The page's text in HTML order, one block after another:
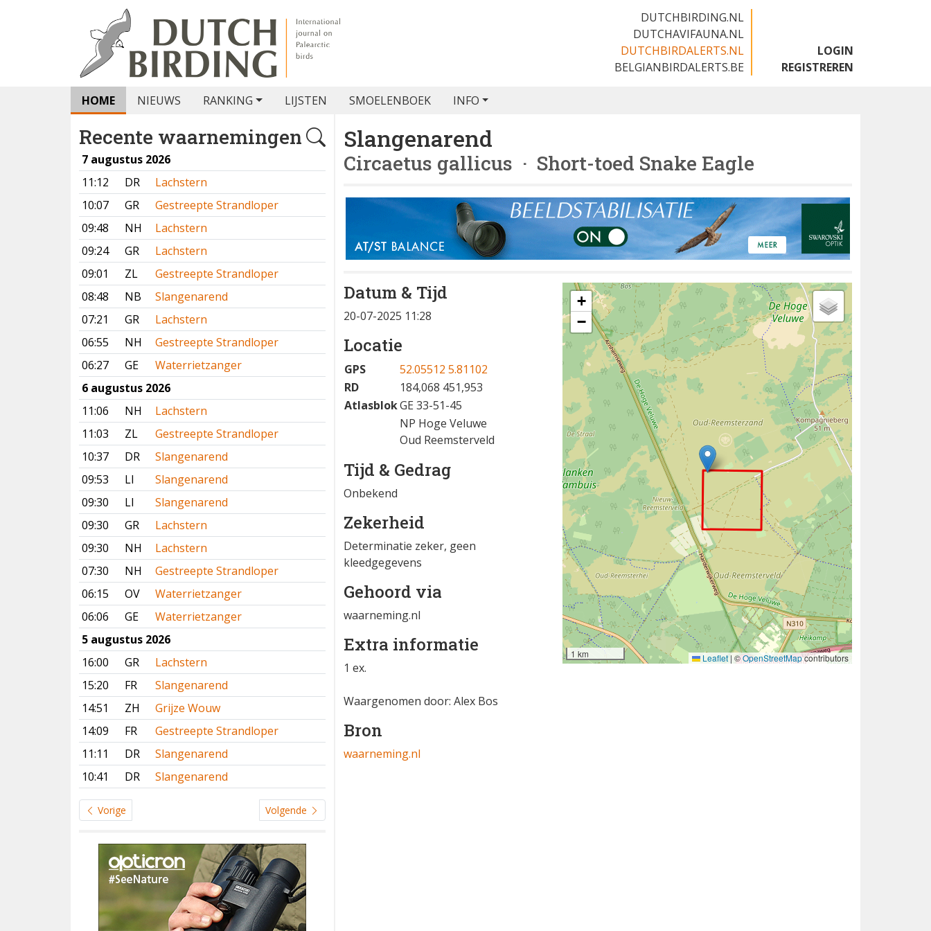
DUTCHBIRDING.NL
DUTCHAVIFAUNA.NL
DUTCHBIRDALERTS.NL
BELGIANBIRDALERTS.BE
LOGIN
REGISTREREN
HOME NIEUWS RANKING LIJSTEN SMOELENBOEK INFO
Recente waarnemingen
7 augustus 2026
11:12
DR
Lachstern
10:07
GR
Gestreepte Strandloper
09:48
NH
Lachstern
09:24
GR
Lachstern
09:01
ZL
Gestreepte Strandloper
08:48
NB
Slangenarend
07:21
GR
Lachstern
06:55
NH
Gestreepte Strandloper
06:27
GE
Waterrietzanger
6 augustus 2026
11:06
NH
Lachstern
11:03
ZL
Gestreepte Strandloper
10:37
DR
Slangenarend
09:53
LI
Slangenarend
09:30
LI
Slangenarend
09:30
GR
Lachstern
09:30
NH
Lachstern
07:30
NH
Gestreepte Strandloper
06:15
OV
Waterrietzanger
06:06
GE
Waterrietzanger
5 augustus 2026
16:00
GR
Lachstern
15:20
FR
Slangenarend
14:51
ZH
Grijze Wouw
14:09
FR
Gestreepte Strandloper
11:11
DR
Slangenarend
10:41
DR Slangenarend
Vorige Volgende
Slangenarend
Circaetus gallicus · Short-toed Snake Eagle
Datum & Tijd
20-07-2025 11:28
Locatie
GPS
52.05512 5.81102
RD
184,068 451,953
AtlasblokGE 33-51-45
NP Hoge Veluwe
Oud Reemsterveld
Tijd & Gedrag
Onbekend
Zekerheid
Determinatie zeker, geen
kleedgegevens
Gehoord via
waarneming.nl
Extra informatie
1 ex.
Waargenomen door: Alex Bos
Bron
waarneming.nl
+
−
1 km Leaflet |©OpenStreetMapcontributors